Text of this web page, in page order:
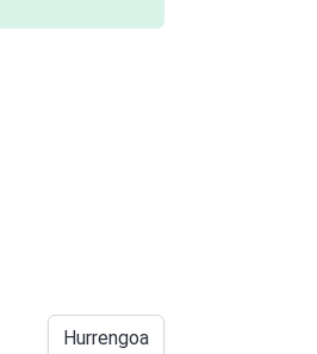
Hurrengoa